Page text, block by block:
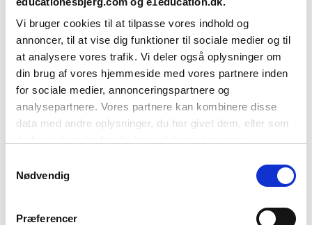
Vi bruger cookies til at tilpasse vores indhold og
annoncer, til at vise dig funktioner til sociale medier og til
at analysere vores trafik. Vi deler også oplysninger om
din brug af vores hjemmeside med vores partnere inden
for sociale medier, annonceringspartnere og
analysepartnere. Vores partnere kan kombinere disse
data med andre oplysninger, du har givet dem, eller som
Du kan til enhver tid ændre eller tilbagetrække dit
samtykke ved at benytte linket til cookieindstillinger i
Nødvendig
Præferencer